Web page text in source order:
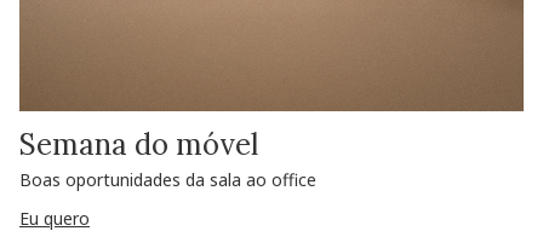
Semana do móvel
Boas oportunidades da sala ao office
Eu quero